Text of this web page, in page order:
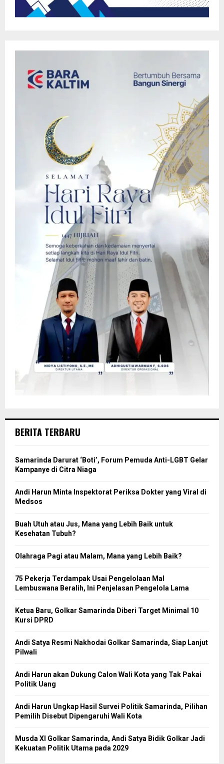
BERITA TERBARU
Samarinda Darurat ‘Boti’, Forum Pemuda Anti-LGBT Gelar
Kampanye di Citra Niaga
Andi Harun Minta Inspektorat Periksa Dokter yang Viral di
Medsos
Buah Utuh atau Jus, Mana yang Lebih Baik untuk
Kesehatan Tubuh?
Olahraga Pagi atau Malam, Mana yang Lebih Baik?
75 Pekerja Terdampak Usai Pengelolaan Mal
Lembuswana Beralih, Ini Penjelasan Pengelola Lama
Ketua Baru, Golkar Samarinda Diberi Target Minimal 10
Kursi DPRD
Andi Satya Resmi Nakhodai Golkar Samarinda, Siap Lanjut
Pilwali
Andi Harun akan Dukung Calon Wali Kota yang Tak Pakai
Politik Uang
Andi Harun Ungkap Hasil Survei Politik Samarinda, Pilihan
Pemilih Disebut Dipengaruhi Wali Kota
Musda XI Golkar Samarinda, Andi Satya Bidik Golkar Jadi
Kekuatan Politik Utama pada 2029